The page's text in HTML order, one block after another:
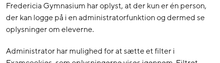
Fredericia Gymnasium har oplyst, at der kun er én person,
der kan logge på i en administratorfunktion og dermed se
oplysninger om eleverne.
Administrator har mulighed for at sætte et filter i